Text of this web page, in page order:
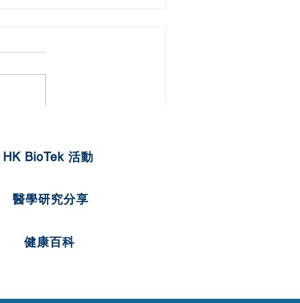
桔仔湯圓
HK BioTek 活動
醫學研究分享
健康百科